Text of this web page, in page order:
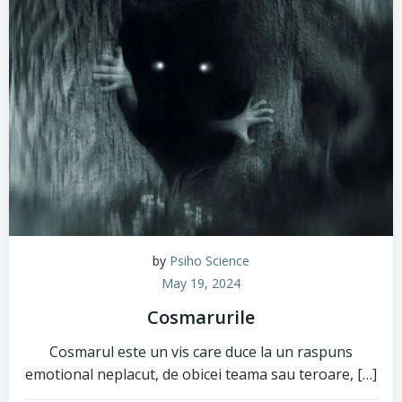
by Psiho Science
May 19, 2024
Cosmarurile
Cosmarul este un vis care duce la un raspuns
emotional neplacut, de obicei teama sau teroare, […]